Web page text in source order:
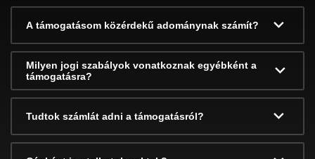
A támogatásom közérdekű adománynak számít?
Milyen jogi szabályok vonatkoznak egyébként a
támogatásra?
Tudtok számlát adni a támogatásról?